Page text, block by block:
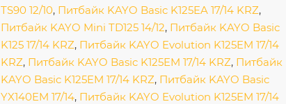
TS90 12/10, Питбайк KAYO Basic K125EA 17/14 KRZ,
Питбайк KAYO Mini TD125 14/12, Питбайк KAYO Basic
K125 17/14 KRZ, Питбайк KAYO Evolution K125EM 17/14
KRZ, Питбайк KAYO Basic K125EM 17/14 KRZ, Питбайк
KAYO Basic K125EM 17/14 KRZ, Питбайк KAYO Basic
YX140EM 17/14, Питбайк KAYO Evolution K125EM 17/14